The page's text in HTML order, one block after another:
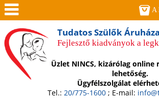
Jump to navigation
Tudatos Szülők Áruháza
Fejlesztő kiadványok a
Üzlet NINCS, kizárólag online
lehetőség.
Ügyfélszolgálat
Tel.: 20/775-1600; E-mail:
A
Men
ü